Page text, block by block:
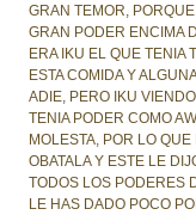
GRAN TEMOR,
GRAN PODER ENCIMA
ERA IKU EL QUE TENIA
ESTA COMIDA Y
ADIE, PERO IKU
TENIA PODER COMO
MOLESTA, POR LO
OBATALA Y ESTE LE
TODOS LOS PODERES
LE HAS DADO POCO